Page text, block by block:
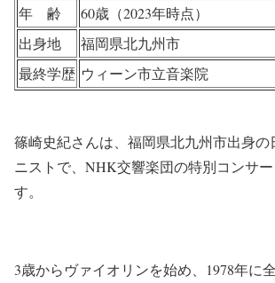
年 齢
60歳（2023年時点）
出身地
福岡県北九州市
最終学歴 ウィーン市立音楽院
篠崎史紀さんは、福岡県北九州市出身の
ニストで、NHK交響楽団の特別コンサ
す。
3歳からヴァイオリンを始め、1978年に